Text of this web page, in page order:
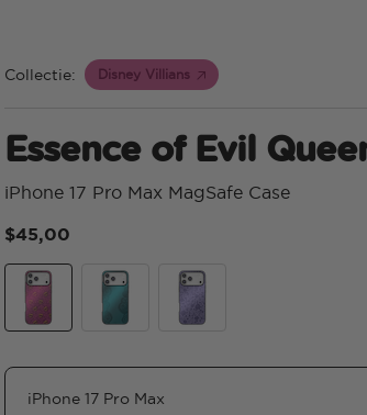
Collectie: Disney Villians
Essence of Evil
iPhone 17 Pro Max MagSafe Case
$45,00